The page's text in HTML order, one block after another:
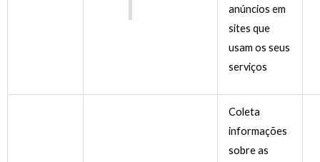
anúncios em
sites que
usam os seus
serviços
Coleta
informações
sobre as